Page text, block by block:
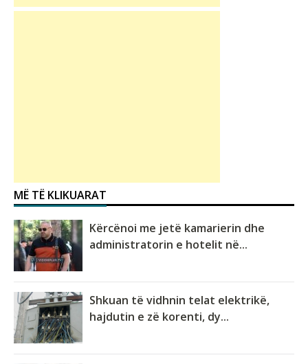
MË TË KLIKUARAT
Kërcënoi me jetë kamarierin dhe
administratorin e hotelit në...
Shkuan të vidhnin telat elektrikë,
hajdutin e zë korenti, dy...